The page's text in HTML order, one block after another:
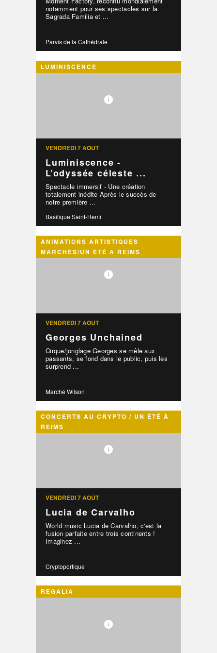
notamment pour ses spectacles sur la
Sagrada Familia et ...
Parvis de la Cathédrale
LUMINISCENCE
VENDREDI 7 AOÛT
Luminiscence -
L’odyssée céleste ...
Spectacle immersif - Une création
totalement inédite Après le succès de
notre première ...
Basilique Saint-Remi
ANIMATIONS ARTISTIQUES
MARCHÉS/UN ÉTÉ À REIMS
VENDREDI 7 AOÛT
Georges Unchained
Cirque/jonglage Georges se mêle aux
passants, se fond dans le public, puis les
surprend ...
Marché Wilson
CONCERTS AU CRYPTO / UN ÉTÉ À
REIMS
VENDREDI 7 AOÛT
Lucia de Carvalho
World music Lucia de Carvalho, c'est la
fusion parfaite entre trois continents !
Imaginez ...
Cryptoportique
REGALIA